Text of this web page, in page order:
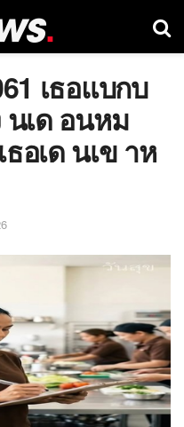
เธอแบกบ
นเด อนหม
อเด นเข าห